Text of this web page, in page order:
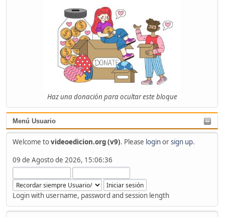
Haz una donación para ocultar este bloque
Menú Usuario
Welcome tovideoedicion.org (v9). Please loginorsign up.
09 de Agosto de 2026, 15:06:36
Login with username, password and session length